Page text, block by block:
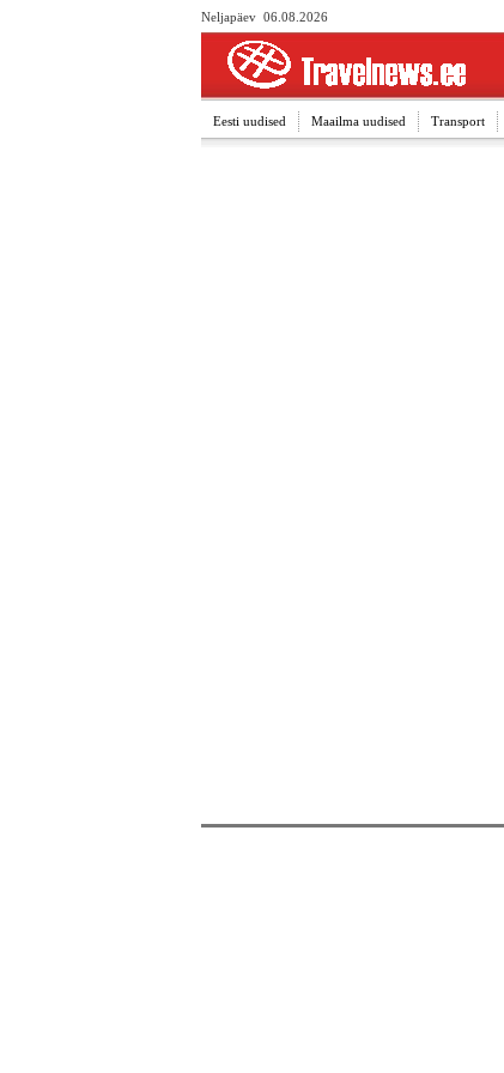
Neljapäev 06.08.2026
Eesti uudised Maailma uudised Transport